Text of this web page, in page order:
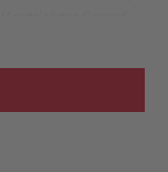
schreibt, in
Zu Recht, wie sich
Leben und